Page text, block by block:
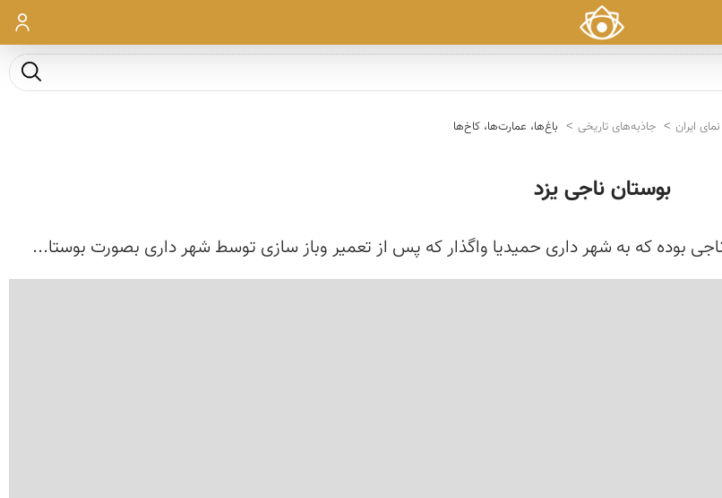
ورود
جست و
نمای ایران جاذبه‌های تاریخی باغ‌ها، عمارت‌ها، کاخ‌ها
بوستان ناجی یزد
بوده که به شهر داری حمیدیا واگذار که پس از تعمیر وباز سازی توسط شهر داری بصورت بوستا...